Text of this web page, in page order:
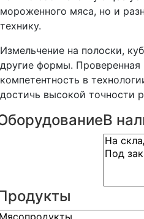
мороженного мяса, но и
технику.
Измельчение на полоски,
другие формы. Проверенная
компетентность в
достичь высокой точности
В